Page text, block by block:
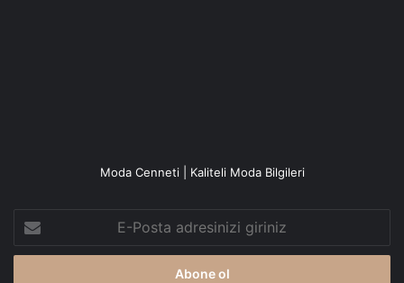
Moda Cenneti | Kaliteli Moda Bilgileri
Posta
adresinizi